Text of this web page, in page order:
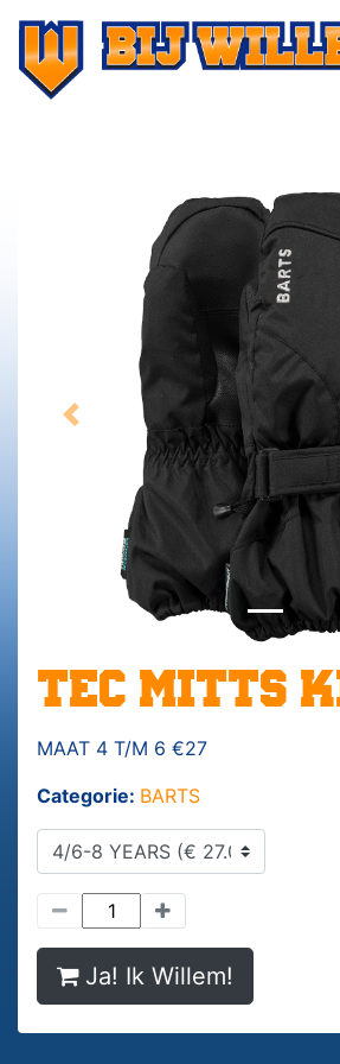
Previous
TEC MITTS
MAAT 4 T/M 6 €27
Categorie: BARTS
Ja! Ik Willem!